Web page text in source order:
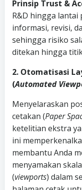
Prinsip Trust &
R&D hingga
informasi, revisi,
sehingga risiko
ditekan hingga
2. Otomatisasi
(Automated
Menyelaraskan
cetakan (Paper
ketelitian ekstra
ini
membantu Anda
menyamakan
(viewports) dalam